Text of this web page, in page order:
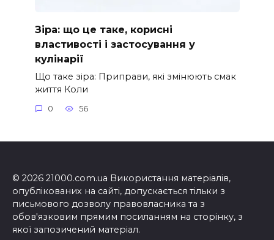
Зіра: що це таке, корисні
властивості і застосування у
кулінарії
Що таке зіра: Приправи, які змінюють смак
життя Коли
0 56
© 2026 21000.com.ua Використання матеріалів,
опублікованих на сайті, допускається тільки з
письмового дозволу правовласника та з
обов'язковим прямим посиланням на сторінку, з
якої запозичений матеріал.